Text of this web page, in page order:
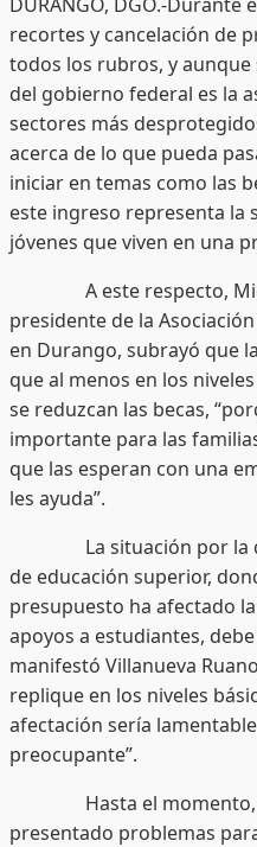
recortes y cancelación de
todos los rubros, y
del gobierno federal es la
sectores más
acerca de lo que pueda
iniciar en temas como las
este ingreso representa la
jóvenes que viven en una
A este respecto,
presidente de la
en Durango, subrayó que
que al menos en los
se reduzcan las becas,
importante para las
que las esperan con una
les ayuda”.
La situación por la
de educación superior,
presupuesto ha afectado
apoyos a estudiantes,
manifestó Villanueva
replique en los niveles
afectación sería
preocupante”.
Hasta el momento,
presentado problemas